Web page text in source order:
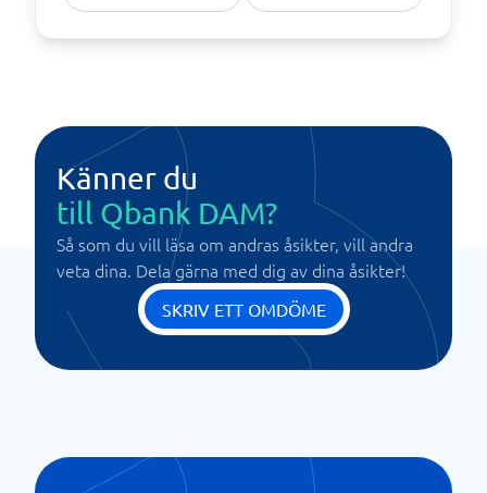
Känner du
till Qbank DAM?
Så som du vill läsa om andras åsikter, vill andra
veta dina. Dela gärna med dig av dina åsikter!
SKRIV ETT OMDÖME